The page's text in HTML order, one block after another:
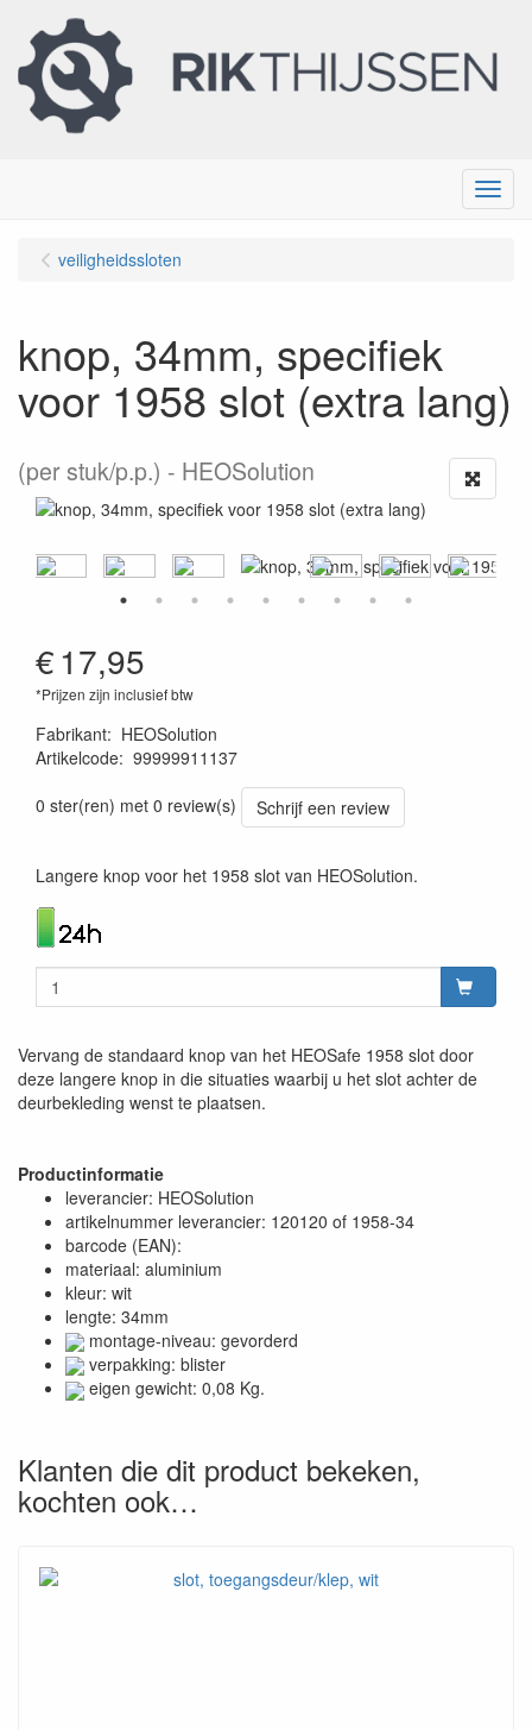
Menu
veiligheidssloten
knop, 34mm, specifiek
voor 1958 slot (extra lang)
(per stuk/p.p.) HEOSolution
€17,95
*Prijzen zijn inclusief btw
Fabrikant: HEOSolution
Artikelcode: 99999911137
0 ster(ren) met 0 review(s)
Schrijf een review
Langere knop voor het 1958 slot van HEOSolution.
Vervang de standaard knop van het HEOSafe 1958 slot door
deze langere knop in die situaties waarbij u het slot achter de
deurbekleding wenst te plaatsen.
Productinformatie
leverancier: HEOSolution
artikelnummer leverancier: 120120 of 1958-34
barcode (EAN):
materiaal: aluminium
kleur: wit
lengte: 34mm
montage-niveau: gevorderd
verpakking: blister
eigen gewicht: 0,08 Kg.
Klanten die dit product bekeken,
kochten ook…